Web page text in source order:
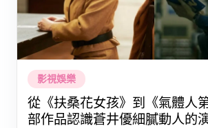
影視娛樂
從《扶桑花女孩》到《氣體人
部作品認識蒼井優細膩動人的